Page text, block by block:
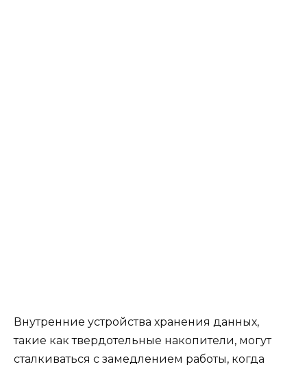
Внутренние устройства хранения данных,
такие как твердотельные накопители, могут
сталкиваться с замедлением работы, когда